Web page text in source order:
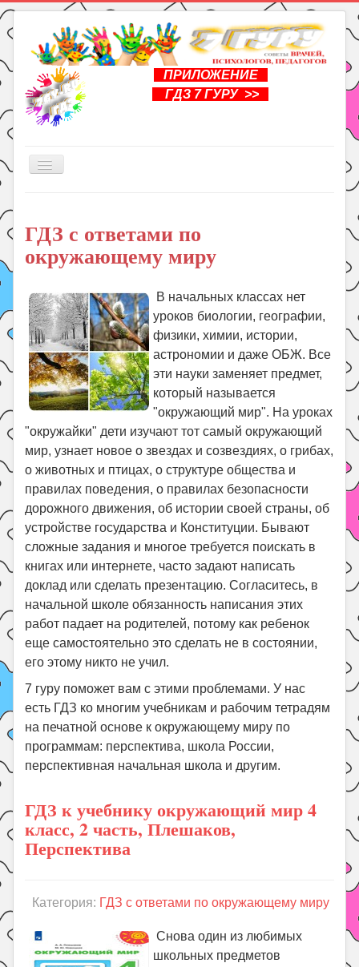
ПРИЛОЖЕНИЕ
ГДЗ 7 ГУРУ >>
Включить/
Книги
Рукоделие
Уроки
ГДЗ
Праздники
Психология
Поиск
ГДЗ с ответами по
окружающему миру
В начальных классах нет
уроков биологии, географии,
физики, химии, истории,
астрономии и даже ОБЖ. Все
эти науки заменяет предмет,
который называется
"окружающий мир". На уроках
"окружайки" дети изучают тот самый окружающий
мир, узнает новое о звездах и созвездиях, о грибах,
о животных и птицах, о структуре общества и
правилах поведения, о правилах безопасности
дорожного движения, об истории своей страны, об
устройстве государства и Конституции. Бывают
сложные задания и многое требуется поискать в
книгах или интернете, часто задают написать
доклад или сделать презентацию. Согласитесь, в
начальной школе обязанность написания этих
работ падает на родителей, потому как ребенок
еще самостоятельно это сделать не в состоянии,
его этому никто не учил.
7 гуру поможет вам с этими проблемами. У нас
есть ГДЗ ко многим учебникам и рабочим тетрадям
на печатной основе к окружающему миру по
программам: перспектива, школа России,
перспективная начальная школа и другим.
ГДЗ к учебнику окружающий мир 4
класс, 2 часть, Плешаков,
Перспектива
Категория: ГДЗ с ответами по окружающему миру
Снова один из любимых
школьных предметов